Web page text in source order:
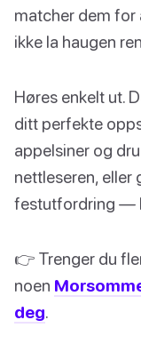
matcher dem for
ikke la haugen
Høres enkelt ut.
ditt perfekte
appelsiner og
nettleseren, eller
festutfordring —
👉 Trenger du
noen
deg.